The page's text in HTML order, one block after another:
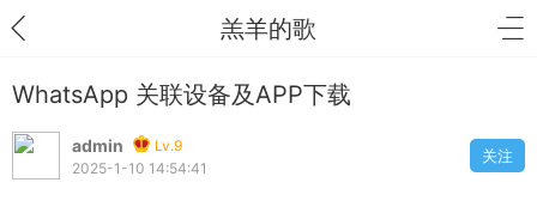
羔羊的歌
WhatsApp 关联设备及APP下载
admin
Lv.9
2025-1-10 14:54:41
关注